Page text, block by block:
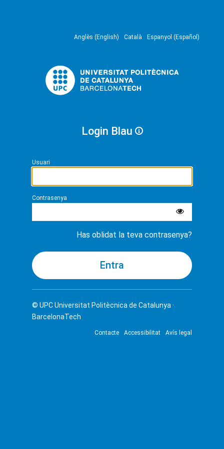
Anglès (English) Català Espanyol (Español)
Login Blau
Usuari
Contrasenya
Has oblidat la teva contrasenya?
© UPCUniversitat Politècnica de Catalunya ·
BarcelonaTech
Contacte Accessibilitat Avís legal